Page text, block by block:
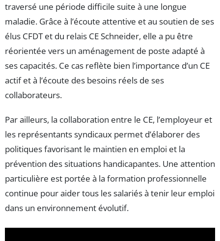
traversé une période difficile suite à une longue
maladie. Grâce à l’écoute attentive et au soutien de ses
élus CFDT et du relais CE Schneider, elle a pu être
réorientée vers un aménagement de poste adapté à
ses capacités. Ce cas reflète bien l’importance d’un CE
actif et à l’écoute des besoins réels de ses
collaborateurs.
Par ailleurs, la collaboration entre le CE, l’employeur et
les représentants syndicaux permet d’élaborer des
politiques favorisant le maintien en emploi et la
prévention des situations handicapantes. Une attention
particulière est portée à la formation professionnelle
continue pour aider tous les salariés à tenir leur emploi
dans un environnement évolutif.